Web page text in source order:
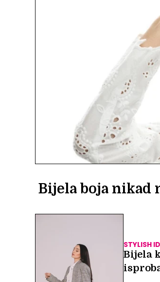
Bijela boja nikad
STYLISH
Bijela